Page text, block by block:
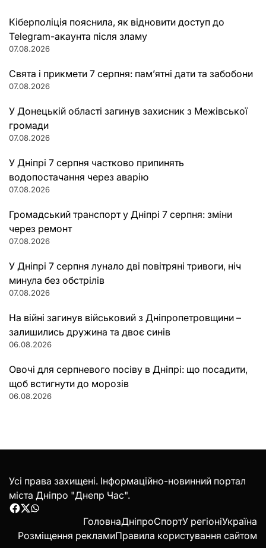
Кіберполіція пояснила, як відновити доступ до
Telegram-акаунта після зламу
07.08.2026
Свята і прикмети 7 серпня: пам’ятні дати та забобони
07.08.2026
У Донецькій області загинув захисник з Межівської
громади
07.08.2026
У Дніпрі 7 серпня частково припинять
водопостачання через аварію
07.08.2026
Громадський транспорт у Дніпрі 7 серпня: зміни
через ремонт
07.08.2026
У Дніпрі 7 серпня лунало дві повітряні тривоги, ніч
минула без обстрілів
07.08.2026
На війні загинув військовий з Дніпропетровщини –
залишились дружина та двоє синів
06.08.2026
Овочі для серпневого посіву в Дніпрі: що посадити,
щоб встигнути до морозів
06.08.2026
Усі права захищені. Інформаційно-новинний портал
міста Дніпро "Днепр Час".
Facebook
Twitter
WhatsApp
ГоловнаДніпроСпортУ регіоніУкраїна
Розміщення рекламиПравила користування сайтом